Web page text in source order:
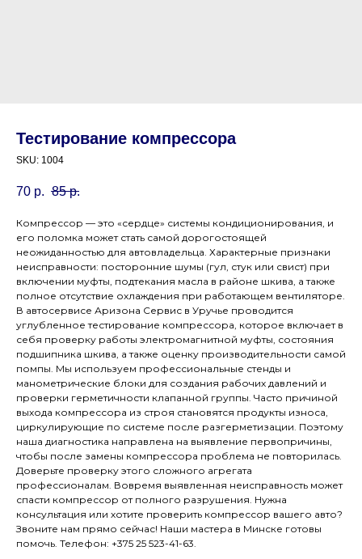
Тестирование компрессора
SKU: 1004
70 р. 85 р.
Компрессор — это «сердце» системы кондиционирования, и
его поломка может стать самой дорогостоящей
неожиданностью для автовладельца. Характерные признаки
неисправности: посторонние шумы (гул, стук или свист) при
включении муфты, подтекания масла в районе шкива, а также
полное отсутствие охлаждения при работающем вентиляторе.
В автосервисе Аризона Сервис в Уручье проводится
углубленное тестирование компрессора, которое включает в
себя проверку работы электромагнитной муфты, состояния
подшипника шкива, а также оценку производительности самой
помпы. Мы используем профессиональные стенды и
манометрические блоки для создания рабочих давлений и
проверки герметичности клапанной группы. Часто причиной
выхода компрессора из строя становятся продукты износа,
циркулирующие по системе после разгерметизации. Поэтому
наша диагностика направлена на выявление первопричины,
чтобы после замены компрессора проблема не повторилась.
Доверьте проверку этого сложного агрегата
профессионалам. Вовремя выявленная неисправность может
спасти компрессор от полного разрушения. Нужна
консультация или хотите проверить компрессор вашего авто?
Звоните нам прямо сейчас! Наши мастера в Минске готовы
помочь. Телефон: +375 25 523-41-63.